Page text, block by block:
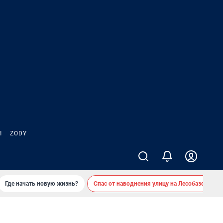
ZODY
Где начать новую жизнь? Спас от наводнения улицу на Лесобазе